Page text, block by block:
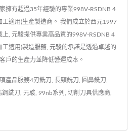
擁有超過35年經驗的專業998V-RSDNB 4
工適用)生產製造商。 我們成立於西元1997
, 元駿提供專業高品質的998V-RSDNB 4
適用)製造服務, 元駿的承諾是透過卓越的
戶的生產力並降低營運成本。
產品服務4刃銑刀 長頸銑刀 圓鼻銑刀
鋼銑刀 元駿 99nb系列 切削刀具供應商